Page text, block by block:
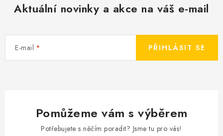
Aktuální novinky a akce na váš e-mail
E-mail PŘIHLÁSIT SE
Pomůžeme vám s výběrem
Potřebujete s něčím poradit? Jsme tu pro vás!